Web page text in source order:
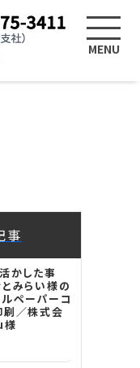
事
かした事
みらい様の
ペーパーコ
刷／株式会